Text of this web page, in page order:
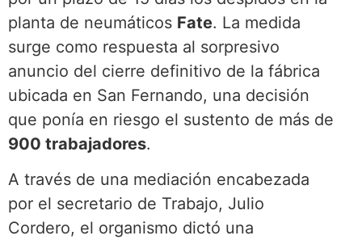
planta de neumáticos Fate. La medida
surge como respuesta al sorpresivo
anuncio del cierre definitivo de la fábrica
ubicada en San Fernando, una decisión
que ponía en riesgo el sustento de más de
900 trabajadores.
A través de una mediación encabezada
por el secretario de Trabajo, Julio
Cordero, el organismo dictó una